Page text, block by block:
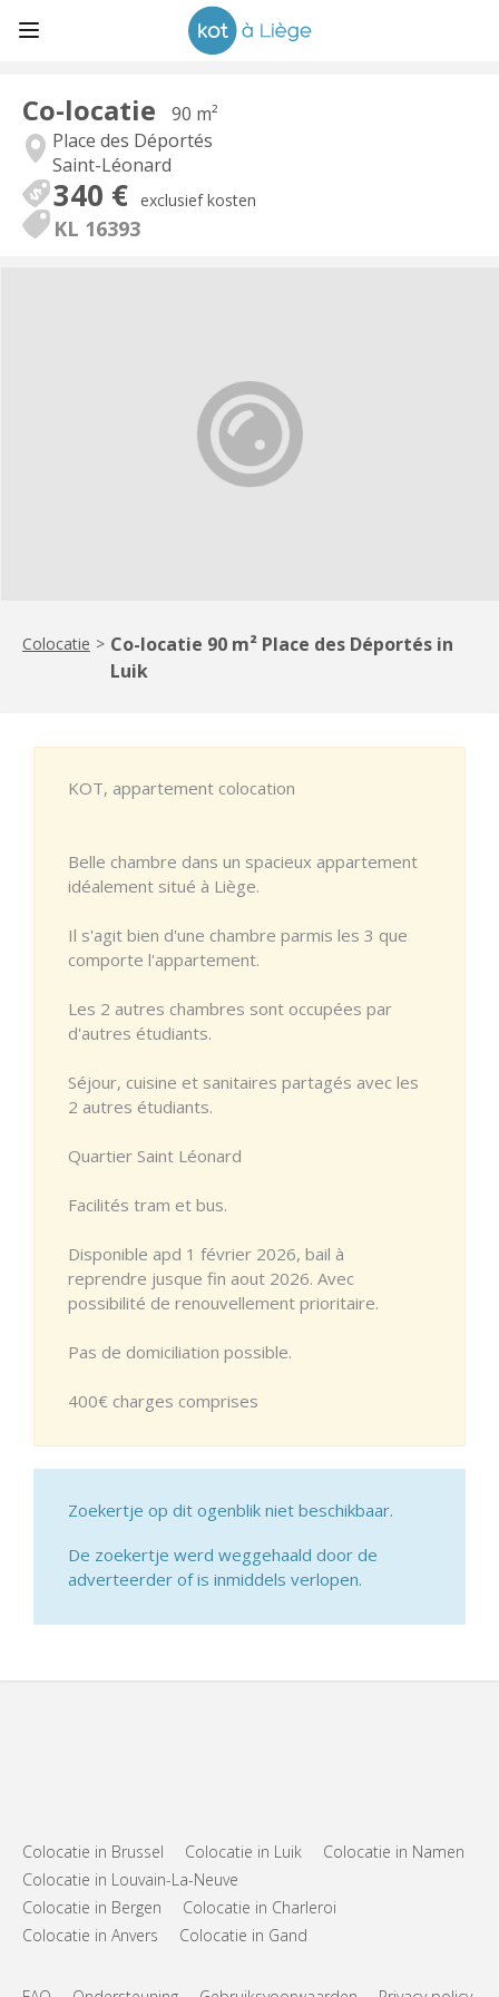
Co-locatie
90 m²
Place des Déportés
Saint-Léonard
340 € exclusief kosten
KL 16393
Colocatie > Co-locatie 90 m² Place des Déportés in
Luik
KOT, appartement colocation
Belle chambre dans un spacieux appartement
idéalement situé à Liège.
Il s'agit bien d'une chambre parmis les 3 que
comporte l'appartement.
Les 2 autres chambres sont occupées par
d'autres étudiants.
Séjour, cuisine et sanitaires partagés avec les
2 autres étudiants.
Quartier Saint Léonard
Facilités tram et bus.
Disponible apd 1 février 2026, bail à
reprendre jusque fin aout 2026. Avec
possibilité de renouvellement prioritaire.
Pas de domiciliation possible.
400€ charges comprises
Zoekertje op dit ogenblik niet beschikbaar.
De zoekertje werd weggehaald door de
adverteerder of is inmiddels verlopen.
Colocatie in Brussel Colocatie in Luik
Colocatie in Namen
Colocatie in Louvain-La-Neuve
Colocatie in Bergen
Colocatie in Charleroi
Colocatie in Anvers
Colocatie in Gand